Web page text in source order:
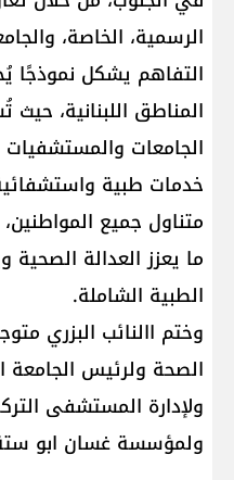
الرسمية، الخاصة،
التفاهم يشكل نموذجًا
المناطق اللبنانية،
الجامعات
خدمات طبية
متناول جميع
ما يعزز العدالة
الطبية الشاملة.
وختم االنائب البزري
الصحة ولرئيس الجامعة
ولإدارة المستشفى
ولمؤسسة غسان ابو